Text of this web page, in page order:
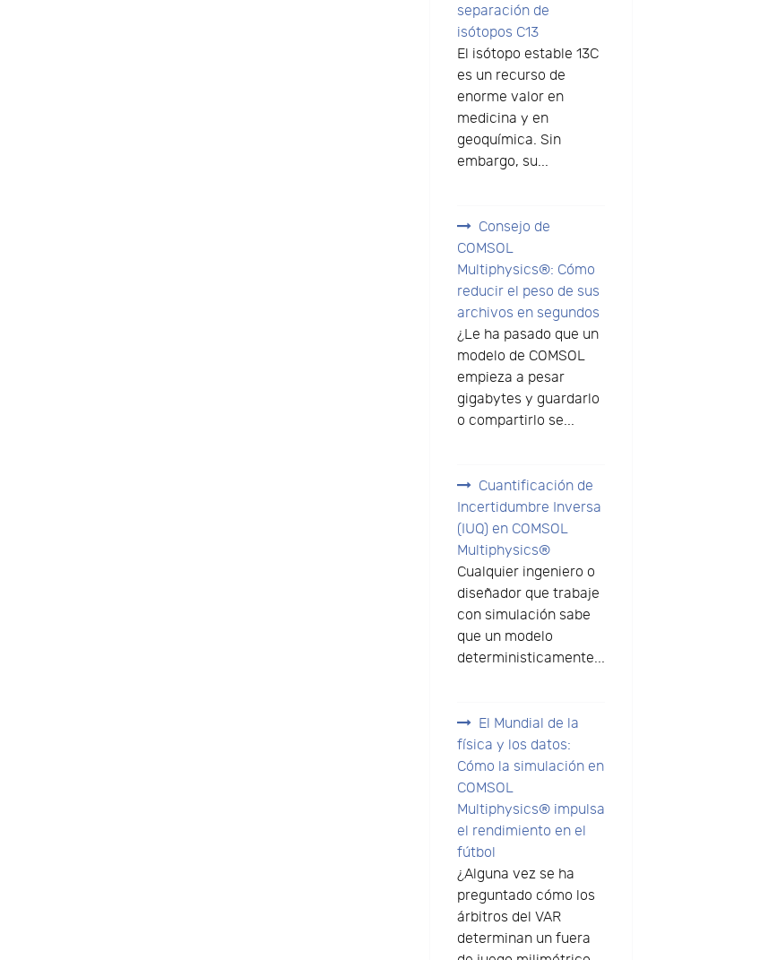
separación de
isótopos C13
El isótopo estable 13C
es un recurso de
enorme valor en
medicina y en
geoquímica. Sin
embargo, su...
Consejo de
COMSOL
Multiphysics®: Cómo
reducir el peso de sus
archivos en segundos
¿Le ha pasado que un
modelo de COMSOL
empieza a pesar
gigabytes y guardarlo
o compartirlo se...
Cuantificación de
Incertidumbre Inversa
(IUQ) en COMSOL
Multiphysics®
Cualquier ingeniero o
diseñador que trabaje
con simulación sabe
que un modelo
deterministicamente...
El Mundial de la
física y los datos:
Cómo la simulación en
COMSOL
Multiphysics® impulsa
el rendimiento en el
fútbol
¿Alguna vez se ha
preguntado cómo los
árbitros del VAR
determinan un fuera